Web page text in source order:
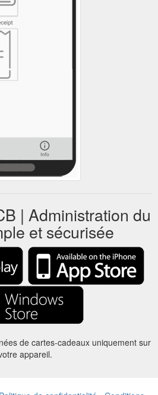
| Administration du
et sécurisée
de cartes-cadeaux uniquement sur
appareil.